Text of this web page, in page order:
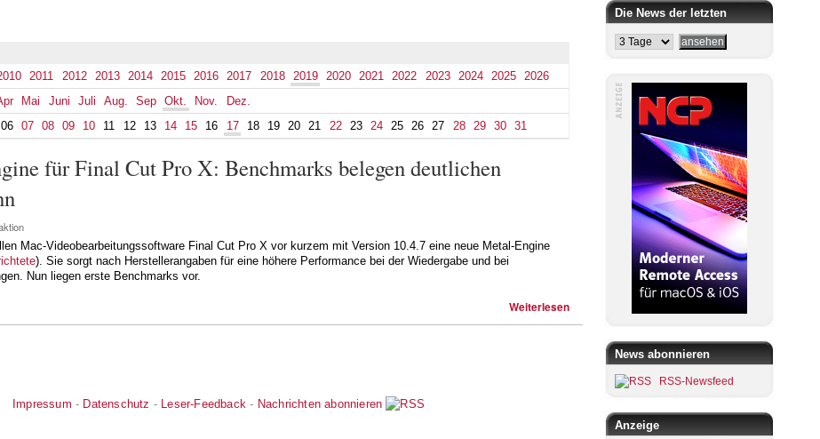
2011 2012 2013 2014 2015 2016 2017 2018 2019 2020 2021 2022 2023 2024 2025
2026
Mai Juni Juli Aug. Sep Okt. Nov.
Dez.
06 07 08 09 10 11 12 13 14 15 16 17 18 19 20 21 22 23 24 25 26 27 28 29 30 31
für Final Cut Pro X: Benchmarks belegen deutlichen
Mac-Videobearbeitungssoftware Final Cut Pro X vor kurzem mit Version 10.4.7 eine neue Metal-Engine
). Sie sorgt nach Herstellerangaben für eine höhere Performance bei der Wiedergabe und bei
Nun liegen erste Benchmarks vor.
Weiterlesen
Impressum - Datenschutz - Leser-Feedback - Nachrichten abonnieren
Die News der letzten
News abonnieren
RSS-Newsfeed
Anzeige